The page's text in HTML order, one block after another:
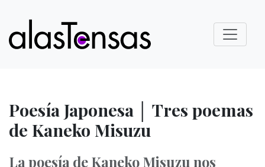
Poesía Japonesa │ Tres poemas
de Kaneko Misuzu
La poesía de Kaneko Misuzu nos